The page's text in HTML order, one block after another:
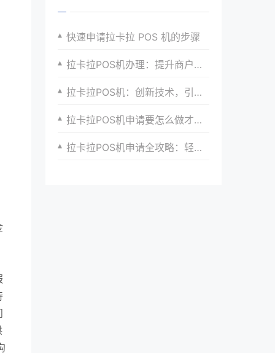
快速申请拉卡拉 POS 机的步骤
拉卡拉POS机办理：提升商户支付体验的利器
拉卡拉POS机：创新技术，引领支付新时代
拉卡拉POS机申请要怎么做才能快速通过？
拉卡拉POS机申请全攻略：轻松开启便捷支付新时代